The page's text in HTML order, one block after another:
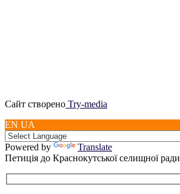
Сайт створено Try-media
EN UA
Powered by
Translate
Петиція до Краснокутської селищної ради